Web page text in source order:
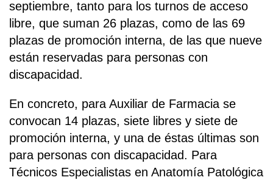
septiembre, tanto para los turnos de acceso
libre, que suman 26 plazas, como de las 69
plazas de promoción interna, de las que nueve
están reservadas para personas con
discapacidad.
En concreto, para Auxiliar de Farmacia se
convocan 14 plazas, siete libres y siete de
promoción interna, y una de éstas últimas son
para personas con discapacidad. Para
Técnicos Especialistas en Anatomía Patológica